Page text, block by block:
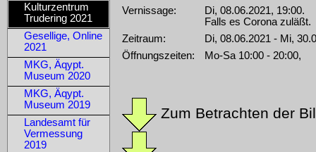
Kulturzentrum
Trudering 2021
Gesellige, Online
2021
MKG, Äqypt.
Museum 2020
MKG, Äqypt.
Museum 2019
Landesamt für
Vermessung
2019
Vernissage:
Di, 08.06.2021, 19:00.
Falls es Corona zuläßt.
Zeitraum:
Di, 08.06.2021 - Mi,
Öffnungszeiten:
Mo-Sa 10:00 - 20:00,
Zum Betrachten der